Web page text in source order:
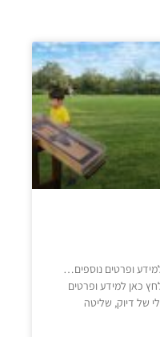
ופרטים נוספים…
כאן למידע ופרטים
של דיוק, שליטה